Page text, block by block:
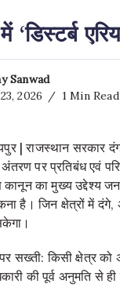
‘डिस्टर्ब
Sanwad
2026
1 Min Read
| राजस्थान सरकार
अंतरण पर प्रतिबंध एवं
कानून का मुख्य उद्देश्य
है। जिन क्षेत्रों में
सख्ती: किसी क्षेत्र को
की पूर्व अनुमति से